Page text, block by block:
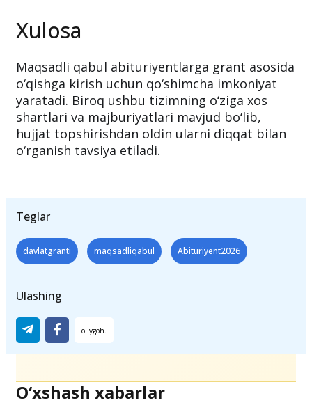
Xulosa
Maqsadli qabul abituriyentlarga grant asosida
o‘qishga kirish uchun qo‘shimcha imkoniyat
yaratadi. Biroq ushbu tizimning o‘ziga xos
shartlari va majburiyatlari mavjud bo‘lib,
hujjat topshirishdan oldin ularni diqqat bilan
o‘rganish tavsiya etiladi.
Teglar
davlatgranti maqsadliqabul Abituriyent2026
Ulashing
O‘xshash xabarlar